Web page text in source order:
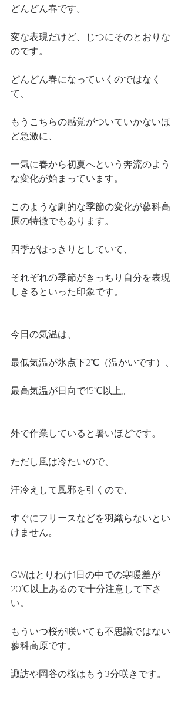
どんどん春です。
変な表現だけど、じつにそのとおりな
のです。
どんどん春になっていくのではなく
て、
もうこちらの感覚がついていかないほ
ど急激に、
一気に春から初夏へという奔流のよう
な変化が始まっています。
このような劇的な季節の変化が蓼科高
原の特徴でもあります。
四季がはっきりとしていて、
それぞれの季節がきっちり自分を表現
しきるといった印象です。
今日の気温は、
最低気温が氷点下2℃（温かいです）、
最高気温が日向で15℃以上。
外で作業していると暑いほどです。
ただし風は冷たいので、
汗冷えして風邪を引くので、
すぐにフリースなどを羽織らないとい
けません。
GWはとりわけ1日の中での寒暖差が
20℃以上あるので十分注意して下さ
い。
もういつ桜が咲いても不思議ではない
蓼科高原です。
諏訪や岡谷の桜はもう3分咲きです。